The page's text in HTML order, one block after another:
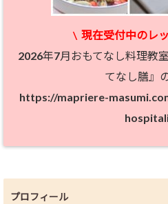
\ 現在受付中のレ
2026年7月おもてなし料理教
てなし膳』
https://mapriere-
プロフィール